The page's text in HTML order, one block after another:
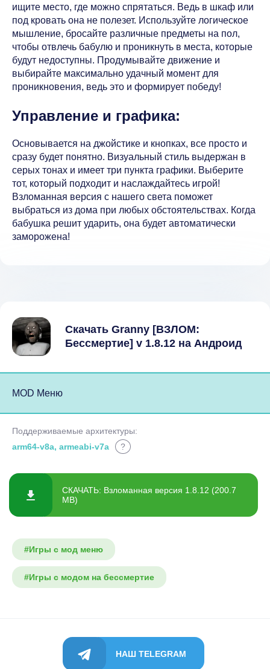
ищите место, где можно спрятаться. Ведь в шкаф или
под кровать она не полезет. Используйте логическое
мышление, бросайте различные предметы на пол,
чтобы отвлечь бабулю и проникнуть в места, которые
будут недоступны. Продумывайте движение и
выбирайте максимально удачный момент для
проникновения, ведь это и формирует победу!
Управление и графика:
Основывается на джойстике и кнопках, все просто и
сразу будет понятно. Визуальный стиль выдержан в
серых тонах и имеет три пункта графики. Выберите
тот, который подходит и наслаждайтесь игрой!
Взломанная версия с нашего света поможет
выбраться из дома при любых обстоятельствах. Когда
бабушка решит ударить, она будет автоматически
заморожена!
Скачать Granny [ВЗЛОМ:
Бессмертие] v 1.8.12 на Андроид
MOD Меню
Поддерживаемые архитектуры:
arm64-v8a, armeabi-v7a
?
СКАЧАТЬ: Взломанная версия 1.8.12 (200.7
MB)
#Игры с мод меню
#Игры с модом на бессмертие
НАШ TELEGRAM